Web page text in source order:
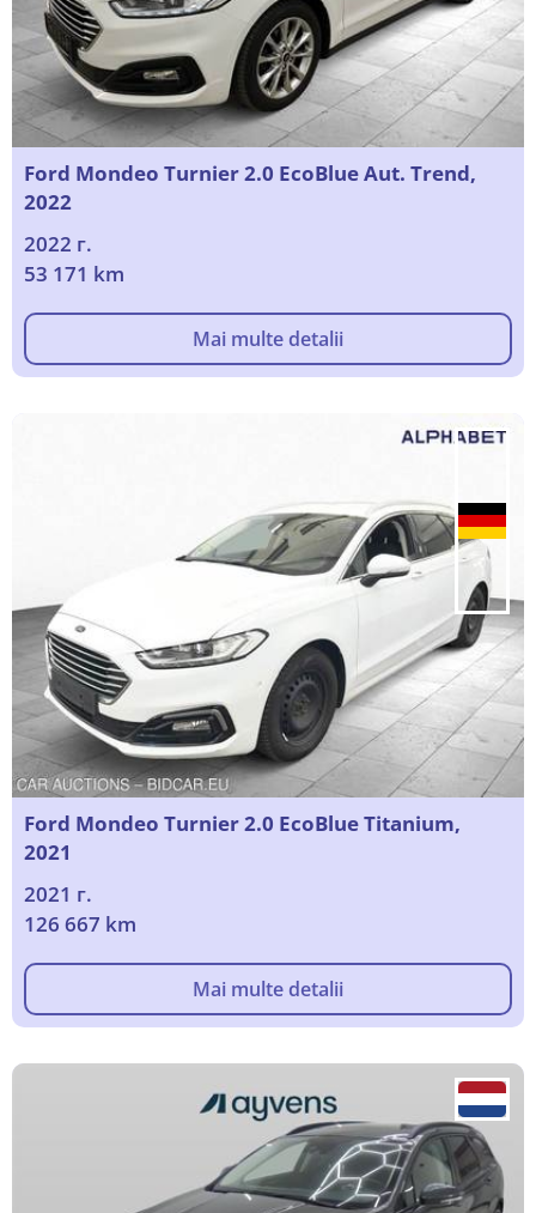
Ford Mondeo Turnier 2.0 EcoBlue Aut. Trend,
2022
2022 г.
53 171 km
Mai multe detalii
Ford Mondeo Turnier 2.0 EcoBlue Titanium,
2021
2021 г.
126 667 km
Mai multe detalii